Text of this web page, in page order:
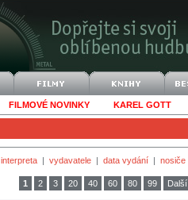
FILMOVÉ NOVINKY KAREL GOTT
interpreta | vydavatele | data vydání | nosiče
1 2 3 20 40 60 80 99 Další